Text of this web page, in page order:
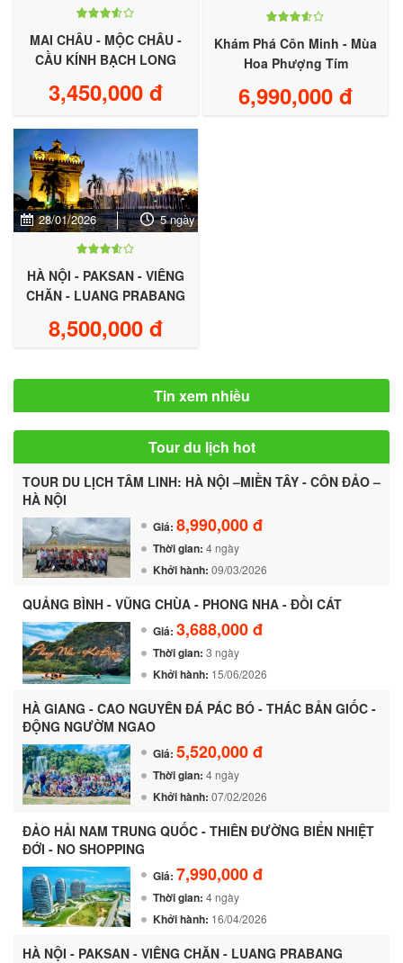
MAI CHÂU - MỘC CHÂU -
CẦU KÍNH BẠCH LONG
3,450,000 đ
Khám Phá Côn Minh - Mùa
Hoa Phượng Tím
6,990,000 đ
28/01/2026 5 ngày
HÀ NỘI - PAKSAN - VIÊNG
CHĂN - LUANG PRABANG
8,500,000 đ
Tin xem nhiều
Tour du lịch hot
TOUR DU LỊCH TÂM LINH: HÀ NỘI –MIỀN TÂY - CÔN ĐẢO –
HÀ NỘI
Giá: 8,990,000 đ
Thời gian: 4 ngày
Khởi hành: 09/03/2026
QUẢNG BÌNH - VŨNG CHÙA - PHONG NHA - ĐỒI CÁT
Giá: 3,688,000 đ
Thời gian: 3 ngày
Khởi hành: 15/06/2026
HÀ GIANG - CAO NGUYÊN ĐÁ PÁC BÓ - THÁC BẢN GIỐC -
ĐỘNG NGƯỜM NGAO
Giá: 5,520,000 đ
Thời gian: 4 ngày
Khởi hành: 07/02/2026
ĐẢO HẢI NAM TRUNG QUỐC - THIÊN ĐƯỜNG BIỂN NHIỆT
ĐỚI - NO SHOPPING
Giá: 7,990,000 đ
Thời gian: 4 ngày
Khởi hành: 16/04/2026
HÀ NỘI - PAKSAN - VIÊNG CHĂN - LUANG PRABANG